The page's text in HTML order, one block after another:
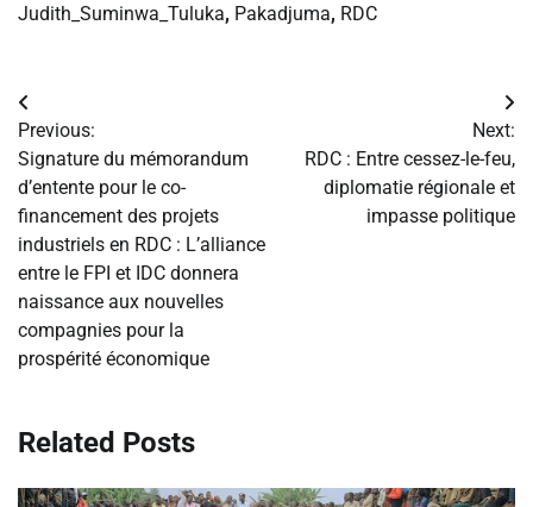
Judith_Suminwa_Tuluka, Pakadjuma, RDC
Navigation
de
l’article
Previous:
Signature du mémorandum
d’entente pour le co-
financement des projets
industriels en RDC : L’alliance
entre le FPI et IDC donnera
naissance aux nouvelles
compagnies pour la
prospérité économique
Next:
RDC : Entre cessez-le-feu,
diplomatie régionale et
impasse politique
Related Posts